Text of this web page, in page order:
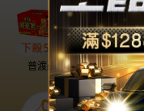
普渡必備 話題